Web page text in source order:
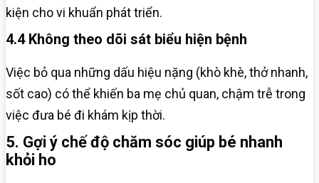
kiện cho vi khuẩn phát triển.
4.4 Không theo dõi sát biểu hiện bệnh
Việc bỏ qua những dấu hiệu nặng (khò khè, thở nhanh,
sốt cao) có thể khiến ba mẹ chủ quan, chậm trễ trong
việc đưa bé đi khám kịp thời.
5. Gợi ý chế độ chăm sóc giúp bé nhanh
khỏi ho